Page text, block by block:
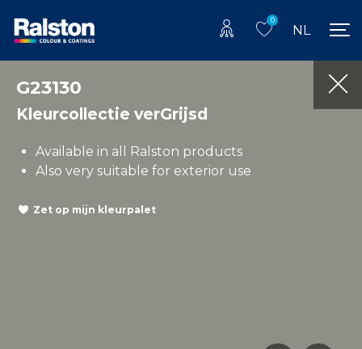
0
NL
G23130
Kleurcollectie verGrijsd
Available in all Ralston products
Also very suitable for exterior use
Zet op mijn kleurpalet